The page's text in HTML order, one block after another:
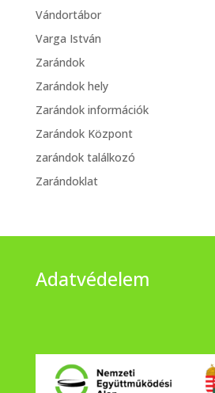
Vándortábor
Varga István
Zarándok
Zarándok hely
Zarándok információk
Zarándok Központ
zarándok találkozó
Zarándoklat
Adatvédelem